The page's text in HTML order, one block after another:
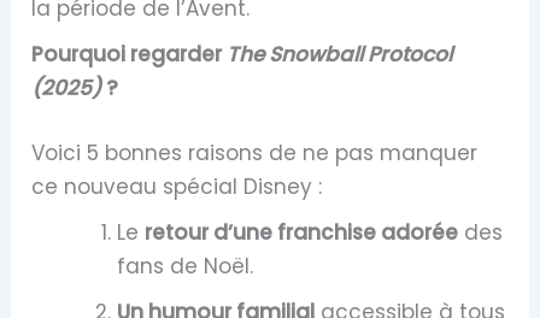
la période de l’Avent.
Pourquoi regarder The Snowball Protocol
(2025)?
Voici 5 bonnes raisons de ne pas manquer
ce nouveau spécial Disney :
Le retour d’une franchise adorée des
fans de Noël.
Un humour familial accessible à tous